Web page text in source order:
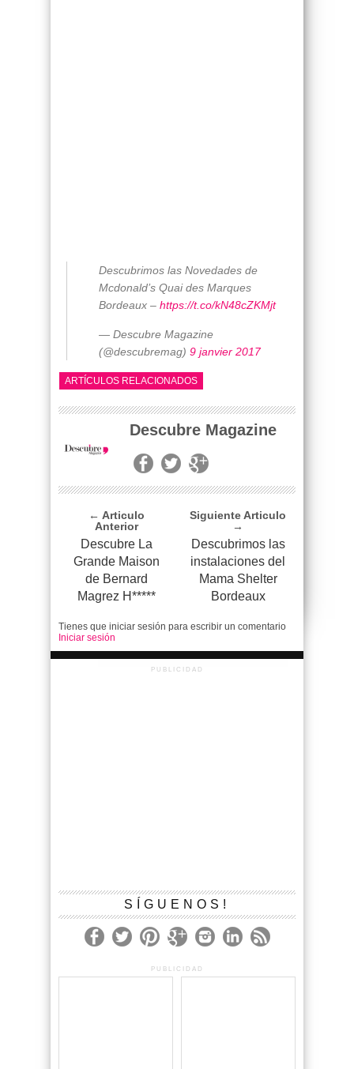
Descubrimos las Novedades de
Mcdonald’s Quai des Marques
Bordeaux – https://t.co/kN48cZKMjt
— Descubre Magazine
(@descubremag) 9 janvier 2017
ARTÍCULOS RELACIONADOS
Descubre Magazine
← Articulo
Anterior
Descubre La
Grande Maison
de Bernard
Magrez H*****
Siguiente Articulo
→
Descubrimos las
instalaciones del
Mama Shelter
Bordeaux
Tienes que iniciar sesión para escribir un comentario
Iniciar sesión
PUBLICIDAD
SÍGUENOS!
PUBLICIDAD